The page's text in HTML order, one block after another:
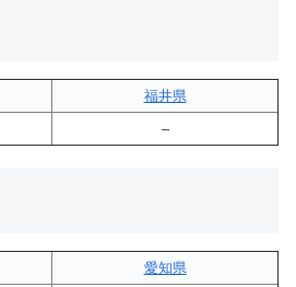
福井県
–
愛知県